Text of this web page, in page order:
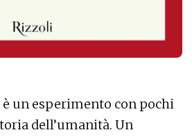
è un esperimento con pochi
dell’umanità. Un